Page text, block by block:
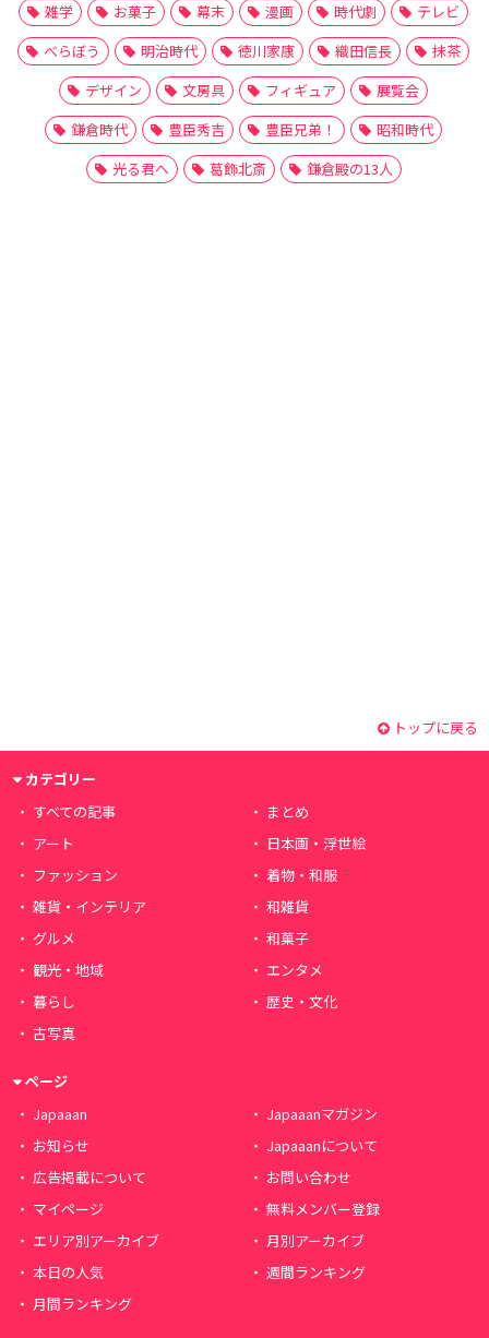
雑学
お菓子 幕末 漫画 時代劇
テレビ
べらぼう
明治時代 徳川家康 織田信長
抹茶
デザイン
文房具 フィギュア
展覧会
鎌倉時代
豊臣秀吉 豊臣兄弟！
昭和時代
光る君へ
葛飾北斎 鎌倉殿の13人
トップに戻る
カテゴリー
すべての記事
まとめ
アート
日本画・浮世絵
ファッション
着物・和服
雑貨・インテリア
和雑貨
グルメ
和菓子
観光・地域
エンタメ
暮らし
歴史・文化
古写真
ページ
Japaaan
Japaaanマガジン
お知らせ
Japaaanについて
広告掲載について
お問い合わせ
マイページ
無料メンバー登録
エリア別アーカイブ
月別アーカイブ
本日の人気
週間ランキング
月間ランキング